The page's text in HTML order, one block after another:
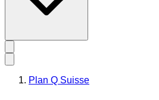
Plan Q Suisse